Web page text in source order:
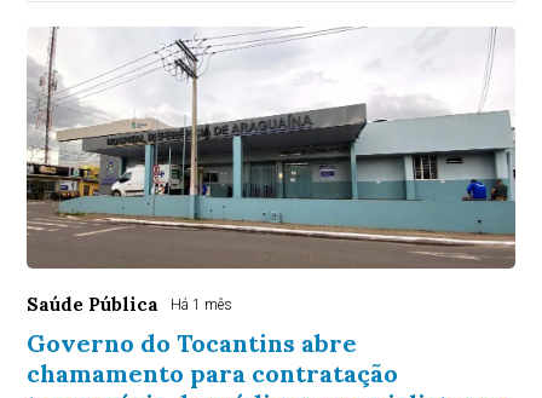
Saúde Pública Há 1 mês
Governo do Tocantins abre
chamamento para contratação